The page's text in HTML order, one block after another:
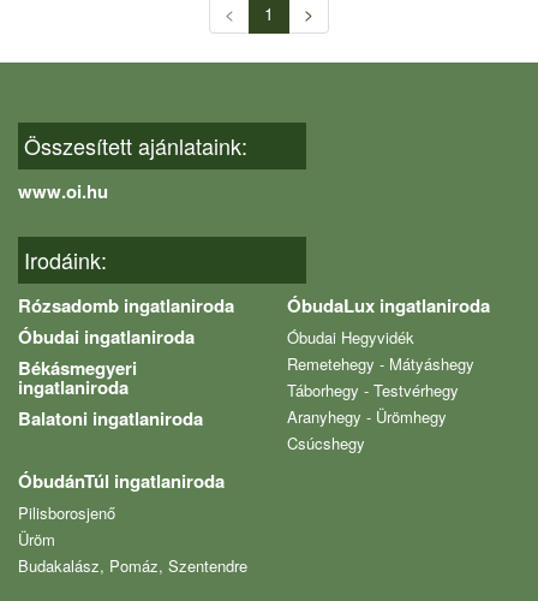
< 1 >
Összesített ajánlataink:
www.oi.hu
Irodáink:
Rózsadomb ingatlaniroda
Óbudai ingatlaniroda
Békásmegyeri
ingatlaniroda
Balatoni ingatlaniroda
ÓbudaLux ingatlaniroda
Óbudai Hegyvidék
Remetehegy - Mátyáshegy
Táborhegy - Testvérhegy
Aranyhegy - Ürömhegy
Csúcshegy
ÓbudánTúl ingatlaniroda
Pilisborosjenő
Üröm
Budakalász, Pomáz, Szentendre